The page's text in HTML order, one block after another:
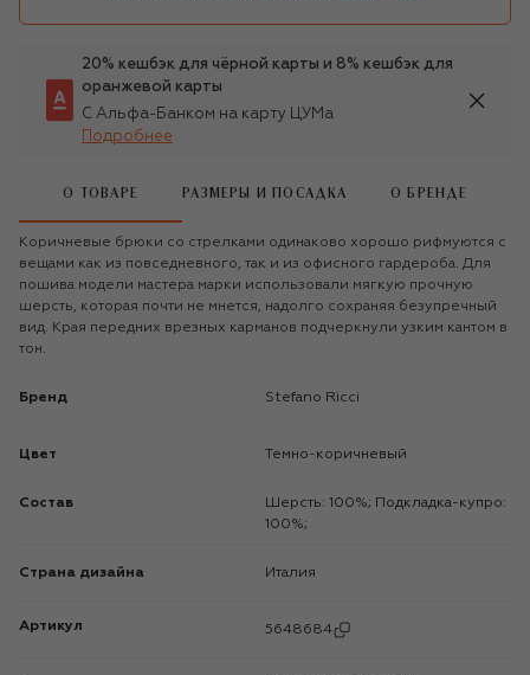
20% кешбэк для чёрной карты и 8% кешбэк для
оранжевой карты
С Альфа-Банком на карту ЦУМа
Подробнее
О ТОВАРЕ РАЗМЕРЫ И ПОСАДКА О БРЕНДЕ
Коричневые брюки со стрелками одинаково хорошо рифмуются с
вещами как из повседневного, так и из офисного гардероба. Для
пошива модели мастера марки использовали мягкую прочную
шерсть, которая почти не мнется, надолго сохраняя безупречный
вид. Края передних врезных карманов подчеркнули узким кантом в
тон.
Бренд Stefano Ricci
Цвет Темно-коричневый
Состав
Шерсть: 100%; Подкладка-купро:
100%;
Страна дизайна Италия
Артикул 5648684